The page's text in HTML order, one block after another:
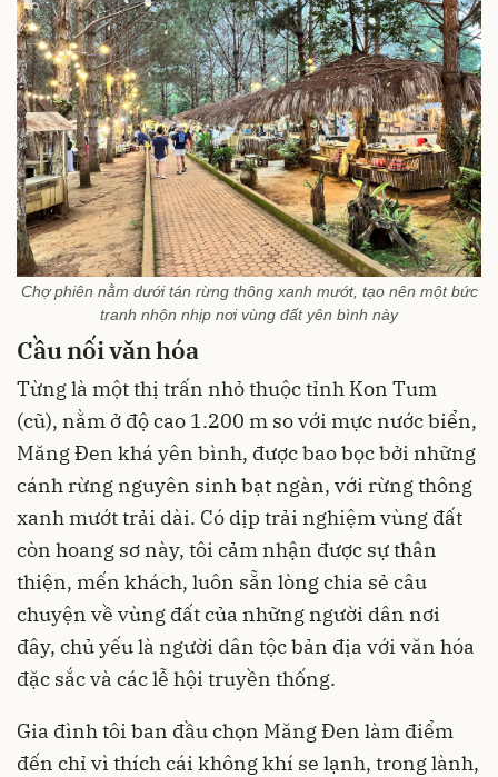
Chợ phiên nằm dưới tán rừng thông xanh mướt, tạo nên một bức
tranh nhộn nhịp nơi vùng đất yên bình này
Cầu nối văn hóa
Từng là một thị trấn nhỏ thuộc tỉnh Kon Tum
(cũ), nằm ở độ cao 1.200 m so với mực nước biển,
Măng Đen khá yên bình, được bao bọc bởi những
cánh rừng nguyên sinh bạt ngàn, với rừng thông
xanh mướt trải dài. Có dịp trải nghiệm vùng đất
còn hoang sơ này, tôi cảm nhận được sự thân
thiện, mến khách, luôn sẵn lòng chia sẻ câu
chuyện về vùng đất của những người dân nơi
đây, chủ yếu là người dân tộc bản địa với văn hóa
đặc sắc và các lễ hội truyền thống.
Gia đình tôi ban đầu chọn Măng Đen làm điểm
đến chỉ vì thích cái không khí se lạnh, trong lành,